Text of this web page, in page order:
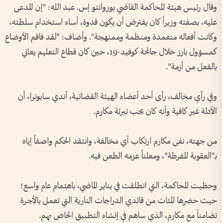
وقال رئيس هيئة المحاكمة القاضي بوروانتو إس. عبد الله: "إن المدعى
عليه، بصفته وزيراً كان يفترض أن يكون قدوة، أساء استخدام سلطته،
وكانت أفعاله متعمدة ومنظمة وممنهجة". وأضاف: "لقد فاقم الأوضاع
كمسؤول بارز خلال جائحة كوفيد-19، حين كان قطاع التعليم يعاني
بالفعل من أزمة".
وفي رأي مخالف، رأى أحد أعضاء الهيئة القضائية، أندي سابوترا، أن
الأدلة غير كافية وأنه كان يجب تبرئة مكارم.
من جهته، نفى مكارم ارتكاب أي مخالفة، وانتقد الحكم واصفاً إياه
بـ"العقوبة المفرطة"، ومعلناً عزمه الطعن فيه.
وحظيت المحاكمة، التي انطلقت في يناير الماضي، باهتمام عام واسع؛
حيث حضرها المئات من قائدي الدراجات النارية التي تعمل بالأجرة
تضامناً مع مكارم، الذي ساهم في إنشاء التطبيق الخاص بهم.